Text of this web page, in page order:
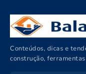
Conteúdos, dicas e
construção,